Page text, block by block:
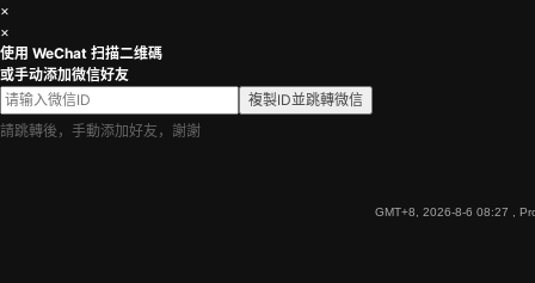
×
×
使用 WeChat 扫描二维碼
或手动添加微信好友
複製ID並跳轉微信
請跳轉後，手動添加好友，謝謝
GMT+8, 2026-8-6 08:27 ,